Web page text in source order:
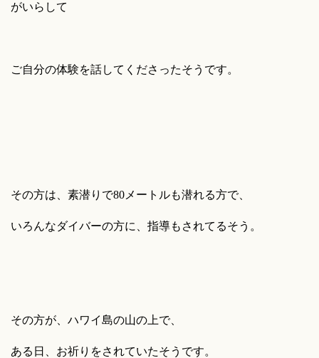
がいらして
ご自分の体験を話してくださったそうです。
その方は、素潜りで80メートルも潜れる方で、
いろんなダイバーの方に、指導もされてるそう。
その方が、ハワイ島の山の上で、
ある日、お祈りをされていたそうです。